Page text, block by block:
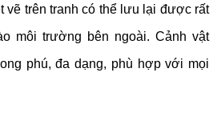
vẽ trên tranh có thể lưu lại được rất
môi trường bên ngoài. Cảnh vật
phú, đa dạng, phù hợp với mọi